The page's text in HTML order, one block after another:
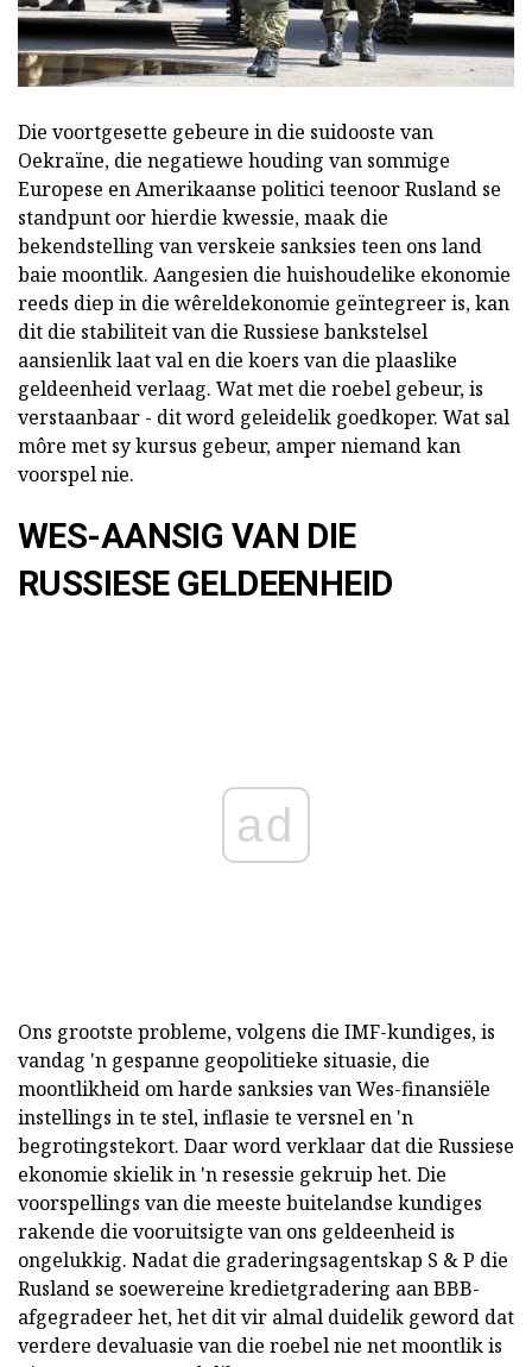
Die voortgesette gebeure in die suidooste van
Oekraïne, die negatiewe houding van sommige
Europese en Amerikaanse politici teenoor Rusland se
standpunt oor hierdie kwessie, maak die
bekendstelling van verskeie sanksies teen ons land
baie moontlik. Aangesien die huishoudelike ekonomie
reeds diep in die wêreldekonomie geïntegreer is, kan
dit die stabiliteit van die Russiese bankstelsel
aansienlik laat val en die koers van die plaaslike
geldeenheid verlaag. Wat met die roebel gebeur, is
verstaanbaar - dit word geleidelik goedkoper. Wat sal
môre met sy kursus gebeur, amper niemand kan
voorspel nie.
WES-AANSIG VAN DIE
RUSSIESE GELDEENHEID
ad
Ons grootste probleme, volgens die IMF-kundiges, is
vandag 'n gespanne geopolitieke situasie, die
moontlikheid om harde sanksies van Wes-finansiële
instellings in te stel, inflasie te versnel en 'n
begrotingstekort. Daar word verklaar dat die Russiese
ekonomie skielik in 'n resessie gekruip het. Die
voorspellings van die meeste buitelandse kundiges
rakende die vooruitsigte van ons geldeenheid is
ongelukkig. Nadat die graderingsagentskap S & P die
Rusland se soewereine kredietgradering aan BBB-
afgegradeer het, het dit vir almal duidelik geword dat
verdere devaluasie van die roebel nie net moontlik is